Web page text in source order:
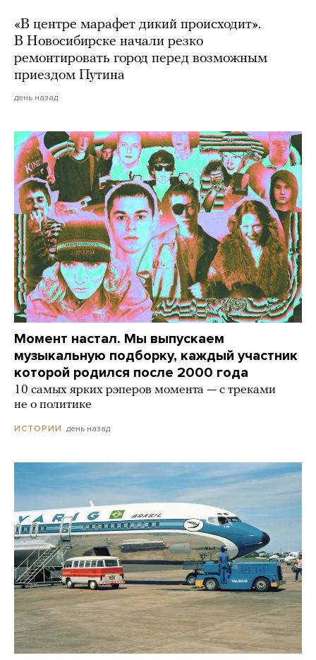
«В центре марафет дикий происходит».
В Новосибирске начали резко
ремонтировать город перед возможным
приездом Путина
день назад
Момент настал. Мы выпускаем
музыкальную подборку, каждый участник
которой родился после 2000 года
10 самых ярких рэперов момента — с треками
не о политике
ИСТОРИИ день назад